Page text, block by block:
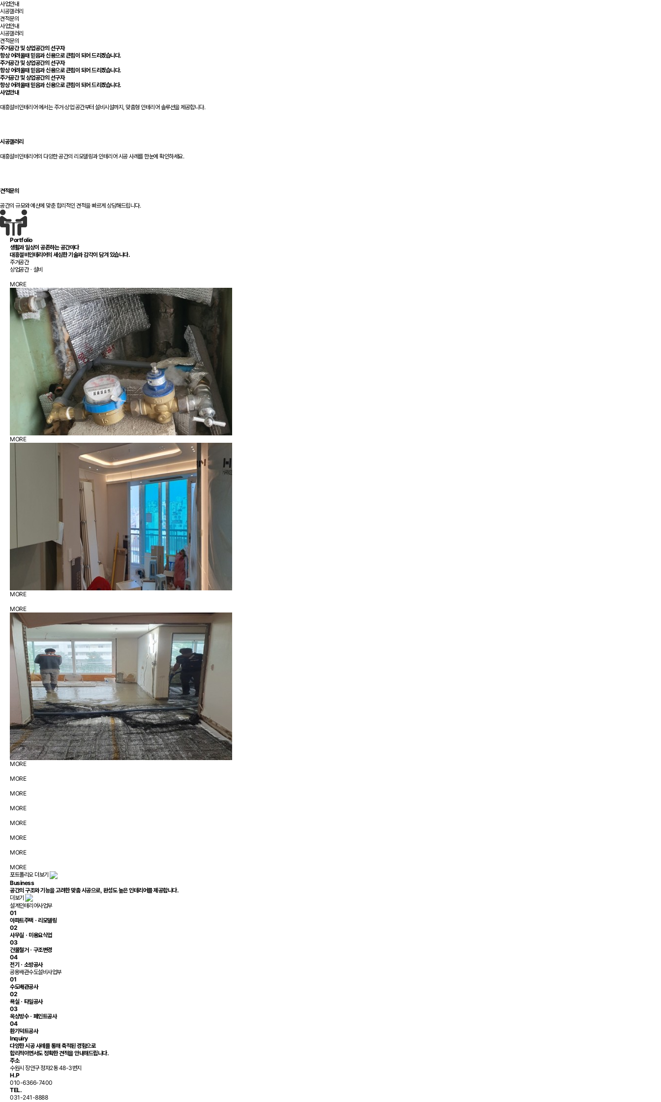
사업안내
시공갤러리
견적문의
사업안내
시공갤러리
견적문의
주거공간 및 상업공간의 선구자
항상 어려울때믿음과 신용으로 큰힘이 되어 드리겠습니다.
주거공간 및 상업공간의 선구자
항상 어려울때믿음과 신용으로 큰힘이 되어 드리겠습니다.
주거공간 및 상업공간의 선구자
항상 어려울때믿음과 신용으로 큰힘이 되어 드리겠습니다.
사업안내
대흥설비인테리어 에서는 주거·상업 공간부터 설비시설까지, 맞춤형 인테리어 솔루션을 제공합니다.
시공갤러리
대흥설비인테리어의 다양한 공간의 리모델링과 인테리어 시공 사례를 한눈에 확인하세요.
견적문의
공간의 규모와 예산에 맞춘 합리적인 견적을 빠르게 상담해드립니다.
Portfolio
생활과 일상이 공존하는 공간마다
대흥설비인테리어의 세심한 기술과 감각이 담겨 있습니다.
주거공간
상업공간ㆍ설비
MORE
MORE
MORE
MORE
MORE
MORE
MORE
MORE
MORE
MORE
MORE
MORE
포트폴리오 더보기
Business
공간의 구조와 기능을 고려한 맞춤 시공으로, 완성도 높은 인테리어를 제공합니다.
더보기
설계인테리어사업부
01
아파트주택ㆍ리모델링
02
사무실ㆍ미용요식업
03
건물철거ㆍ구조변경
04
전기ㆍ소방공사
공용배관수도설비사업부
01
수도배관공사
02
욕실ㆍ타일공사
03
옥상방수ㆍ페인트공사
04
환기덕트공사
Inquiry
다양한 시공 사례를 통해 축적된 경험으로
합리적이면서도 정확한 견적을 안내해드립니다.
주소
수원시 장안구 정자2동 48-3번지
H.P
010-6366-7400
TEL.
031-241-8888